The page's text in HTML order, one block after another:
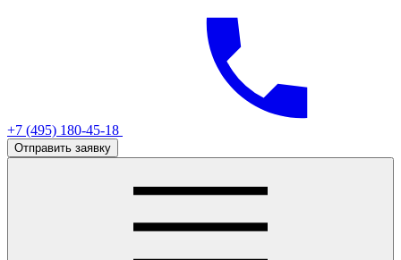
+7 (495) 180-45-18
Отправить заявку